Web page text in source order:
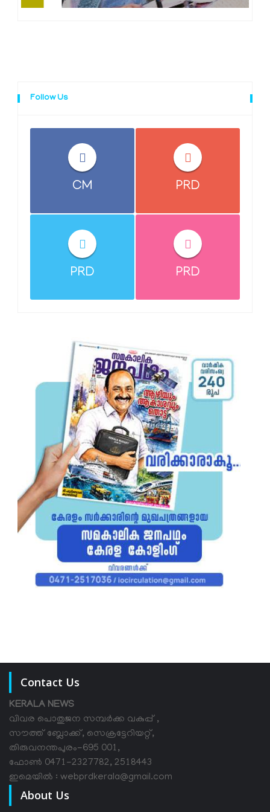
Follow Us
CM PRD
PRD PRD
Contact Us
KERALA NEWS
വിവര പൊതുജന സമ്പര്‍ക്ക വകുപ്പ് ,
സൗത്ത് ബ്ലോക്ക്, സെക്രട്ടേറിയറ്റ്,
തിരുവനന്തപുരം-695 001,
ഫോൺ 0471-2327782, 2518443
ഇമെയിൽ : webprdkerala@gmail.com
About Us